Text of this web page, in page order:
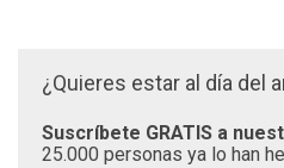
¿Quieres estar al día del
Suscríbete GRATIS a
25.000 personas ya lo han